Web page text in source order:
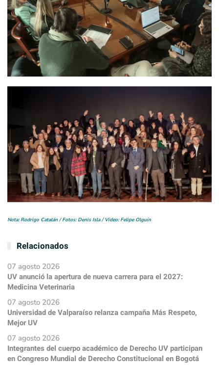
Nota: Rodrigo Catalán / Fotos: Denis Isla / Video: Felipe Olguín
Relacionados
07 agosto 2026
UV anunció la apertura de nueva carrera para el 2027:
Medicina Veterinaria
07 agosto 2026
Universidad de Valparaíso relanza campaña Más Respeto,
Mejor UV
07 agosto 2026
Integrantes del cuerpo académico de Derecho UV participan
en Congreso Mundial de Derecho Constitucional en Bogotá